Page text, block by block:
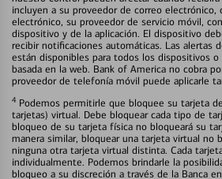
incluyen a su proveedor de correo electrónico,
electrónico, su proveedor de servicio móvil,
dispositivo y de la aplicación. El dispositivo
recibir notificaciones automáticas. Las alertas
están disponibles para todos los dispositivos o
basada en la web. Bank of America no cobra
proveedor de telefonía móvil puede aplicarle
4 Podemos permitirle que bloquee su tarjeta
tarjetas) virtual. Debe bloquear cada tipo de
bloqueo de su tarjeta física no bloqueará su
manera similar, bloquear una tarjeta virtual no
ninguna otra tarjeta virtual distinta. Cada
individualmente. Podemos brindarle la
bloqueo a su discreción a través de la Banca